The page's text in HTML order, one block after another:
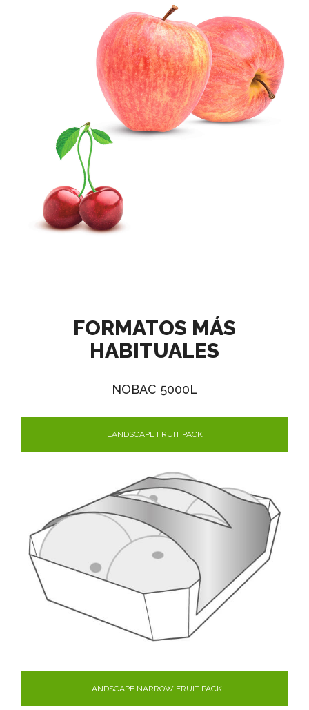
FORMATOS MÁS
HABITUALES
NOBAC 5000L
LANDSCAPE FRUIT PACK
LANDSCAPE NARROW FRUIT PACK